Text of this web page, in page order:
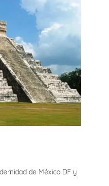
de México DF y